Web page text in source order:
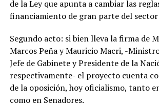
de la Ley que apunta a cambiar las
financiamiento de gran parte del
Segundo acto: si bien lleva la firma de
Marcos Peña y Mauricio Macri, -
Jefe de Gabinete y Presidente de la
respectivamente- el proyecto cuenta
de la oposición, hoy oficialismo, tanto
como en Senadores.